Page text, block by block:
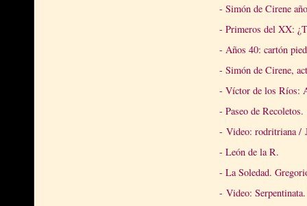
- Simón de Cirene
- Primeros del XX:
- Años 40: cartón
- Simón de Cirene,
- Víctor de los Ríos:
- Paseo de
- Video: rodritriana /
- León de la R.
- La Soledad.
- Video: